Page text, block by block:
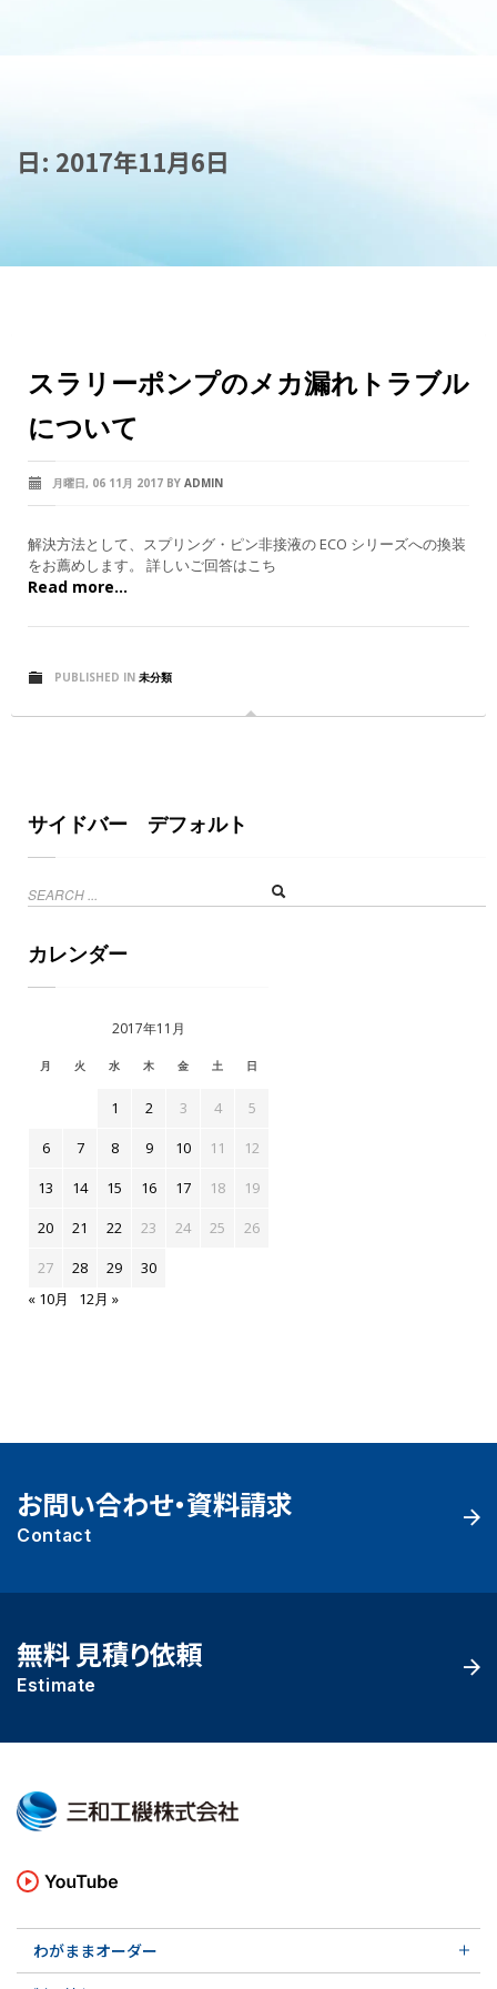
日: 2017年11月6日
スラリーポンプのメカ漏れトラブル
について
月曜日, 06 11月 2017 BY ADMIN
解決方法として、スプリング・ピン非接液の ECO シリーズへの換装
をお薦めします。 詳しいご回答はこち
Read more...
PUBLISHED IN 未分類
サイドバー デフォルト
カレンダー
2017年11月
月 火 水 木 金 土 日
1 2 3 4
5
6
7 8 9 10 11
12
13
14 15 16 17 18
19
20
21 22 23 24 25
26
27
28 29
30
« 10月
12月 »
お問い合わせ・資料請求
Contact
無料 見積り依頼
Estimate
わがままオーダー